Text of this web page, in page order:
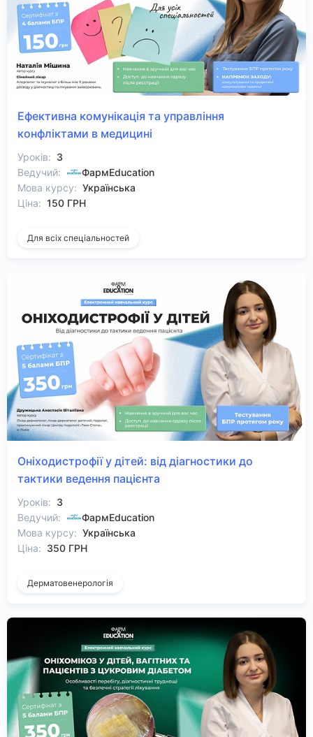
Ефективна комунікація та управління
конфліктами в медицині
Уроків: 3
Ведучий:
ФармEducation
Мова курсу: Українська
Ціна: 150 ГРН
Для всіх спеціальностей
Оніходистрофії у дітей: від діагностики до
тактики ведення пацієнта
Уроків: 3
Ведучий:
ФармEducation
Мова курсу: Українська
Ціна: 350 ГРН
Дерматовенерологія